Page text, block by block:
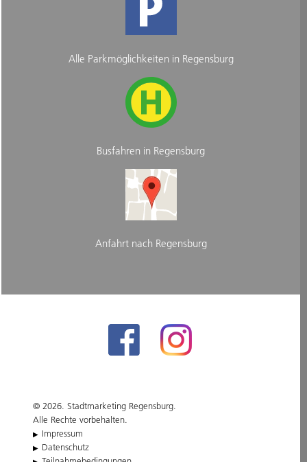
Alle Parkmöglichkeiten in Regensburg
Busfahren in Regensburg
Anfahrt nach Regensburg
© 2026. Stadtmarketing Regensburg.
Alle Rechte vorbehalten.
Impressum
Datenschutz